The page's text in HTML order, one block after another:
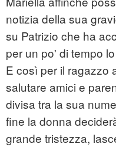
notizia della sua
su Patrizio che ha
per un po' di tempo
E così per il ragazzo
salutare amici e
divisa tra la sua
fine la donna
grande tristezza,